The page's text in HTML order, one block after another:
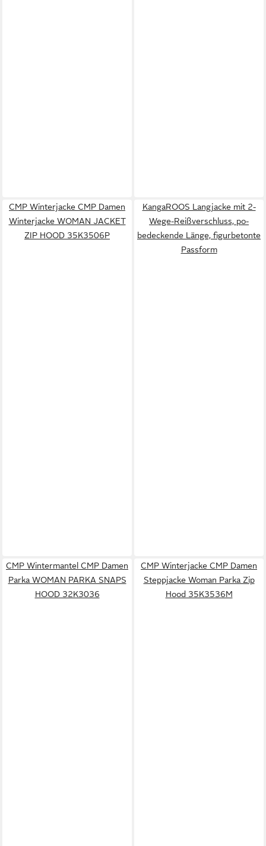
CMP Winterjacke CMP Damen
Winterjacke WOMAN JACKET
ZIP HOOD 35K3506P
KangaROOS Langjacke mit 2-
Wege-Reißverschluss, po-
bedeckende Länge, figurbetonte
Passform
CMP Wintermantel CMP Damen
Parka WOMAN PARKA SNAPS
HOOD 32K3036
CMP Winterjacke CMP Damen
Steppjacke Woman Parka Zip
Hood 35K3536M